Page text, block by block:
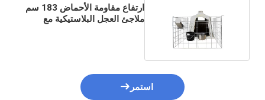
ارتفاع مقاومة الأحماض 183 سم
ملاجئ العجل البلاستيكية مع
استمر